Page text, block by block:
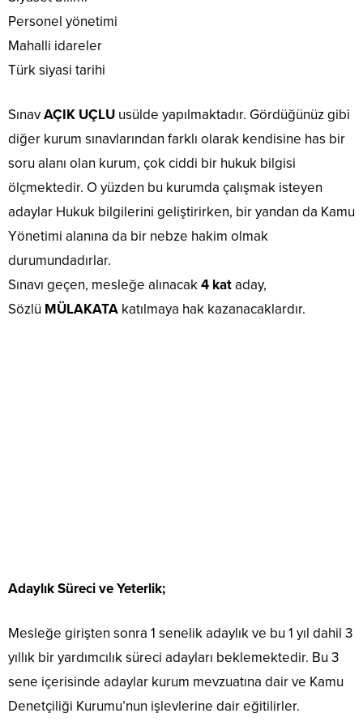
Personel yönetimi
Mahalli idareler
Türk siyasi tarihi
SınavAÇIK UÇLU usülde yapılmaktadır. Gördüğünüz gibi
diğer kurum sınavlarından farklı olarak kendisine has bir
soru alanı olan kurum, çok ciddi bir hukuk bilgisi
ölçmektedir. O yüzden bu kurumda çalışmak isteyen
adaylar Hukuk bilgilerini geliştirirken, bir yandan da Kamu
Yönetimi alanına da bir nebze hakim olmak
durumundadırlar.
Sınavı geçen, mesleğe alınacak4 kataday,
Sözlü MÜLAKATA katılmaya hak kazanacaklardır.
Adaylık Süreci ve Yeterlik;
Mesleğe girişten sonra 1 senelik adaylık ve bu 1 yıl dahil 3
yıllık bir yardımcılık süreci adayları beklemektedir. Bu 3
sene içerisinde adaylar kurum mevzuatına dair ve Kamu
Denetçiliği Kurumu’nun işlevlerine dair eğitilirler.